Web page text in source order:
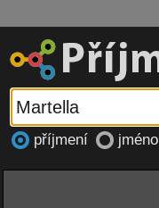
příjmení jméno